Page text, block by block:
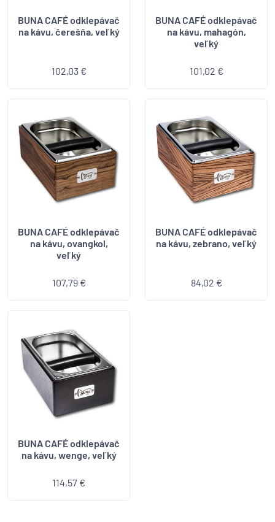
BUNA CAFÉ odklepávač
na kávu, čerešňa, veľký
102,03 €
BUNA CAFÉ odklepávač
na kávu, mahagón,
veľký
101,02 €
BUNA CAFÉ odklepávač
na kávu, ovangkol,
veľký
107,79 €
BUNA CAFÉ odklepávač
na kávu, zebrano, veľký
84,02 €
BUNA CAFÉ odklepávač
na kávu, wenge, veľký
114,57 €